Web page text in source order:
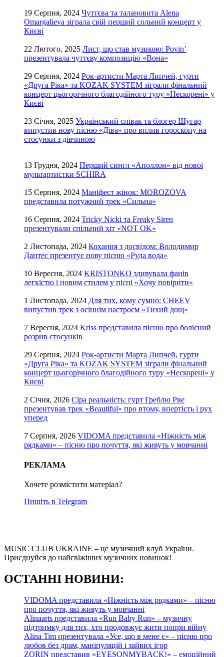
19 Серпня, 2024 Чуттєва та талановита Alena
Omargalieva зіграла свій перший сольний концерт у
Києві
22 Лютого, 2025 Лист, що став музикою: Povin’
презентувала чуттєву композицію «Вона»
29 Серпня, 2024 Рок-артисти Марта Липчей, гурти
«Друга Ріка» та KOZAK SYSTEM зіграли фінальний
концерт цьогорічного благодійного туру «Нескорені» у
Києві
23 Січня, 2025 Український співак та блогер Шугар
випустив нову пісню «Діва» про вплив гороскопу на
стосунки з дівчиною
13 Грудня, 2024 Перший сингл «Аполлон» від нової
мультартистки SCHIRA
15 Серпня, 2024 Маніфест жінок: MOROZOVA
представила потужний трек «Сильна»
16 Серпня, 2024 Tricky Nicki та Freaky Siren
презентували спільний хіт «NOT OK»
2 Листопада, 2024 Кохання з досвідом: Володимир
Дантес презентує нову пісню «Руда вода»
10 Вересня, 2024 KRISTONKO здивувала фанів
легкістю і новим стилем у пісні «Хочу повірити»
1 Листопада, 2024 Для тих, кому сумно: CHEEV
випустив трек з осіннім настроєм «Тихий дощ»
7 Вересня, 2024 Kriss представила пісню про болісний
розрив стосунків
29 Серпня, 2024 Рок-артисти Марта Липчей, гурти
«Друга Ріка» та KOZAK SYSTEM зіграли фінальний
концерт цьогорічного благодійного туру «Нескорені» у
Києві
2 Січня, 2026 Сіра реальність: гурт Греблю Рве
презентував трек «Beautiful» про втому, впертість і рух
уперед
7 Серпня, 2026 VIDOMA представила «Ніжність між
рядками» – пісню про почуття, які живуть у мовчанні
РЕКЛАМА
Хочете розмістити матеріал?
Пишіть в Telegram
MUSIC CLUB UKRAINE – це музичний клуб України.
Приєднуйся до найсвіжіших музичних новинок!
ОСТАННІ НОВИНИ:
VIDOMA представила «Ніжність між рядками» – пісню
про почуття, які живуть у мовчанні
Alinaarts представила «Run Baby Run» – музичну
підтримку для тих, хто продовжує жити попри війну
Alina Tim презентувала «Усе, що в мене є» – пісню про
любов без драм, маніпуляцій і зайвих ігор
ZORIN представив «EYESONMYBACK!» – емоційний